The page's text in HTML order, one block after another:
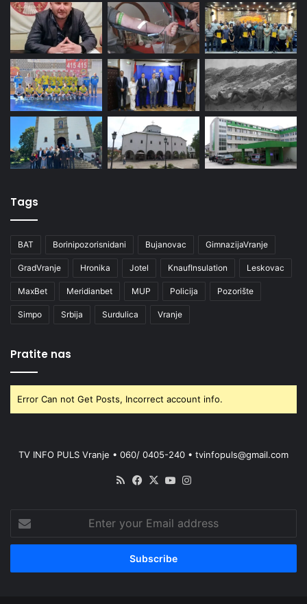
Tags
BAT Borinipozorisnidani Bujanovac GimnazijaVranje
GradVranje Hronika Jotel KnaufInsulation Leskovac
MaxBet Meridianbet MUP Policija Pozorište
Simpo Srbija Surdulica Vranje
Pratite nas
Error Can not Get Posts, Incorrect account info.
TV INFO PULS Vranje • 060/ 0405-240 • tvinfopuls@gmail.com
RSS Facebook
X YouTube
your
Email